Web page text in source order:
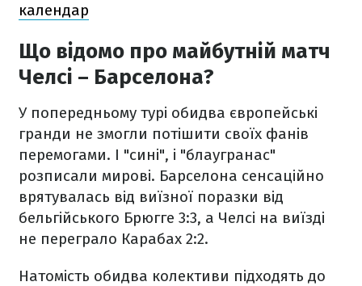
календар
Що відомо про майбутній матч
Челсі – Барселона?
У попередньому турі обидва європейські
гранди не змогли потішити своїх фанів
перемогами. І "сині", і "блаугранас"
розписали мирові. Барселона сенсаційно
врятувалась від виїзної поразки від
бельгійського Брюгге 3:3, а Челсі на виїзді
не переграло Карабах 2:2.
Натомість обидва колективи підходять до